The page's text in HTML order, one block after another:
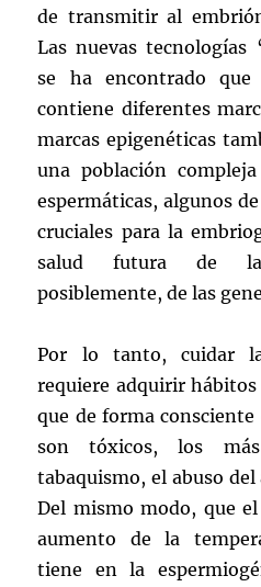
de transmitir al
Las nuevas tecnologías
se ha encontrado que
contiene diferentes
marcas epigenéticas
una población
espermáticas, algunos
cruciales para la
salud futura de la
posiblemente, de las
Por lo tanto, cuidar
requiere adquirir hábitos
que de forma
son tóxicos, los
tabaquismo, el abuso
Del mismo modo, que
aumento de la
tiene en la